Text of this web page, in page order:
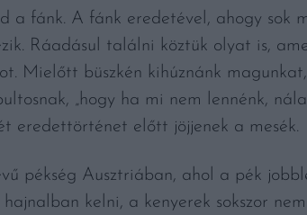
a fánk. A fánk eredetével, ahogy sok
Ráadásul találni köztük olyat is,
Mielőtt büszkén kihúznánk
„hogy ha mi nem lennénk,
eredettörténet előtt jöjjenek a mesék.
pékség Ausztriában, ahol a pék
kelni, a kenyerek sokszor